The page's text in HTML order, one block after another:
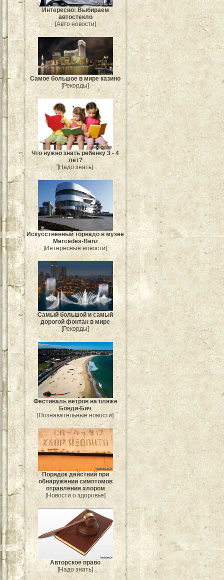
Интересно: Выбираем
автостекло
[Авто новости]
Самое большое в мире казино
[Рекорды]
Что нужно знать ребенку 3 - 4
лет?
[Надо знать]
Искусственный торнадо в музее
Mercedes-Benz
[Интересные новости]
Самый большой и самый
дорогой фонтан в мире
[Рекорды]
Фестиваль ветров на пляже
Бонди-Бич
[Познавательные новости]
Порядок действий при
обнаружении симптомов
отравления хлором
[Новости о здоровье]
Авторское право
[Надо знать]